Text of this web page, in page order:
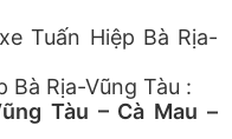
Tuấn Hiệp Bà Rịa-
Bà Rịa-Vũng Tàu :
Tàu – Cà Mau –